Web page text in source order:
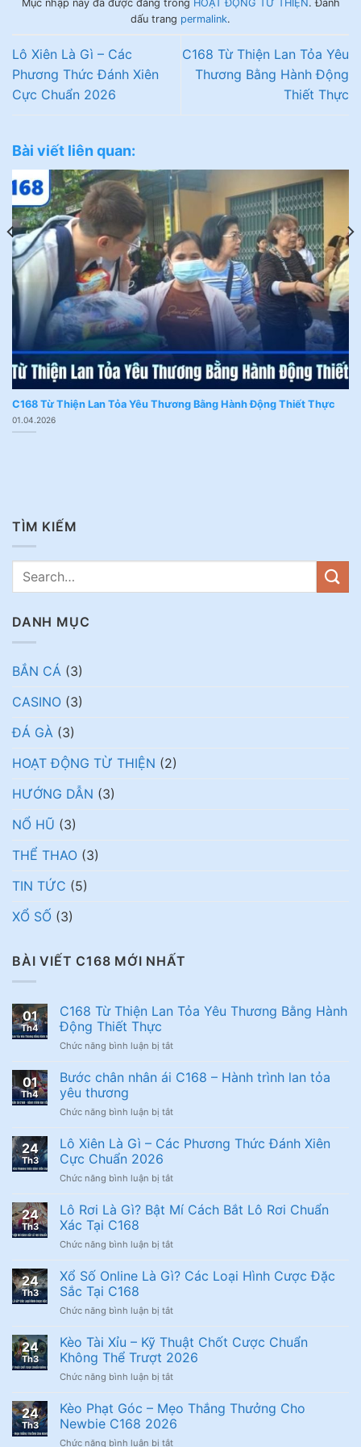
Mục nhập này đã được đăng trong HOẠT ĐỘNG TỪ THIỆN . Đánh
dấu trang permalink.
Lô Xiên Là Gì – Các
Phương Thức Đánh Xiên
Cực Chuẩn 2026
C168 Từ Thiện Lan Tỏa Yêu
Thương Bằng Hành Động
Thiết Thực
Bài viết liên quan:
C168 Từ Thiện Lan Tỏa Yêu Thương Bằng Hành Động Thiết Thực
01.04.2026
TÌM KIẾM
DANH MỤC
BẮN CÁ (3)
CASINO (3)
ĐÁ GÀ (3)
HOẠT ĐỘNG TỪ THIỆN (2)
HƯỚNG DẪN (3)
NỔ HŨ (3)
THỂ THAO (3)
TIN TỨC (5)
XỔ SỐ (3)
BÀI VIẾT C168 MỚI NHẤT
01
Th4
C168 Từ Thiện Lan Tỏa Yêu Thương Bằng Hành
Động Thiết Thực
Chức năng bình luận bị tắtở
Từ
Thiện
Tỏa
Thương
Động
Thực
01
Th4
Bước chân nhân ái C168 – Hành trình lan tỏa
yêu thương
Chức năng bình luận bị tắtở
chân
nhân
C168
Hành
tỏa
thương
24
Th3
Lô Xiên Là Gì – Các Phương Thức Đánh Xiên
Cực Chuẩn 2026
Chức năng bình luận bị tắtở
Xiên
Là
–
Phương
Xiên
Chuẩn
2026
24
Th3
Lô Rơi Là Gì? Bật Mí Cách Bắt Lô Rơi Chuẩn
Xác Tại C168
Chức năng bình luận bị tắtở
Rơi
Là
Bật
Cách
Bắt
Rơi
Xác
Tại
24
Th3
Xổ Số Online Là Gì? Các Loại Hình Cược Đặc
Sắc Tại C168
Chức năng bình luận bị tắtở
Online
Là
Gì?
Loại
Hình
24
Th3
Kèo Tài Xỉu – Kỹ Thuật Chốt Cược Chuẩn
Không Thể Trượt 2026
Chức năng bình luận bị tắtở
Xỉu
–
Kỹ
24
Th3
Kèo Phạt Góc – Mẹo Thắng Thưởng Cho
Newbie C168 2026
Chức năng bình luận bị tắtở